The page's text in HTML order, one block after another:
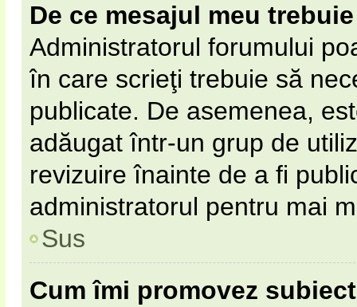
De ce mesajul meu
Administratorul forumului
în care scrieţi trebuie să
publicate. De asemenea,
adăugat într-un grup de
revizuire înainte de a fi
administratorul pentru mai
Sus
Cum îmi promovez